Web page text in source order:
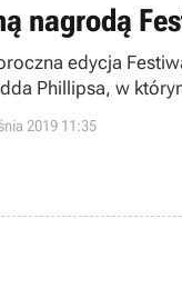
nagrodą
edycja
Phillipsa, w
2019 11:35